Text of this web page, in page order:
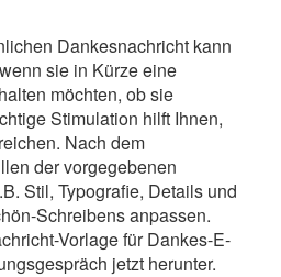
Dankesnachricht kann
sie in Kürze eine
möchten, ob sie
Stimulation hilft Ihnen,
Nach dem
der vorgegebenen
Stil, Typografie, Details und
Schreibens anpassen.
Vorlage für Dankes-E-
jetzt herunter.